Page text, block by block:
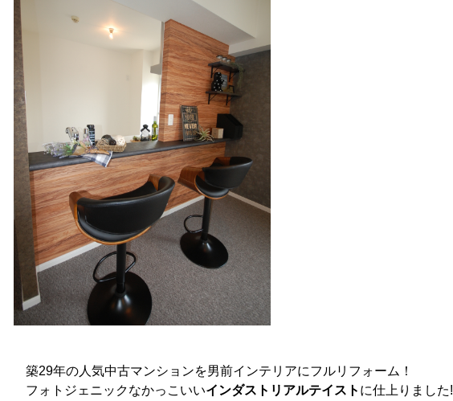
築29年の人気中古マンションを男前インテリアにフルリフォーム！
フォトジェニックなかっこいいインダストリアルテイスト に仕上りました!